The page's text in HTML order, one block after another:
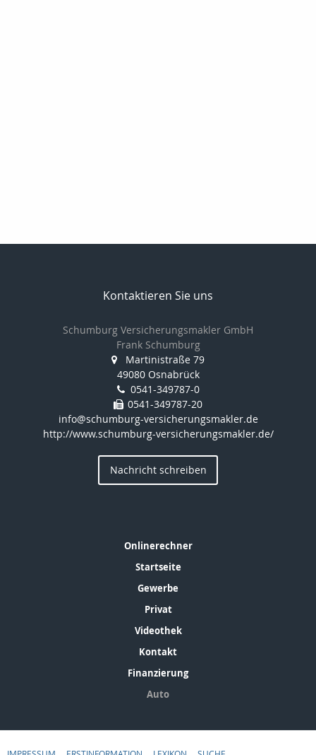
Kontaktieren Sie uns
Schumburg Versicherungsmakler GmbH
Frank Schumburg
Martinistraße 79
49080 Osnabrück
0541-349787-0
0541-349787-20
info@schumburg-versicherungsmakler.de
http://www.schumburg-versicherungsmakler.de/
Nachricht schreiben
Onlinerechner
Startseite
Gewerbe
Privat
Videothek
Kontakt
Finanzierung
Auto